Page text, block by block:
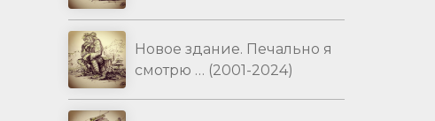
Новое здание. Печально я
смотрю … (2001-2024)